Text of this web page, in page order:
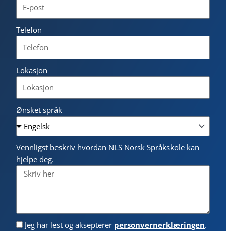
Telefon
Lokasjon
Ønsket språk
Vennligst beskriv hvordan NLS Norsk Språkskole kan
hjelpe deg.
Jeg har lest og aksepterer personvernerklæringen.